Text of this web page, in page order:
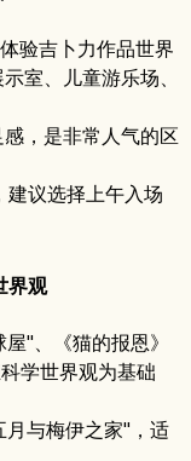
验吉卜力作品世界
室、儿童游乐场、
，是非常人气的区
建议选择上午入场
界观
"、《猫的报恩》
学世界观为基础
与梅伊之家"，适